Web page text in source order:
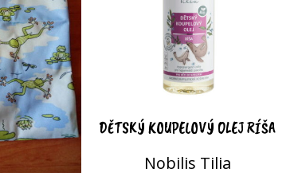
DĚTSKÝ KOUPELOVÝ OLEJ RÍŠA
Nobilis Tilia